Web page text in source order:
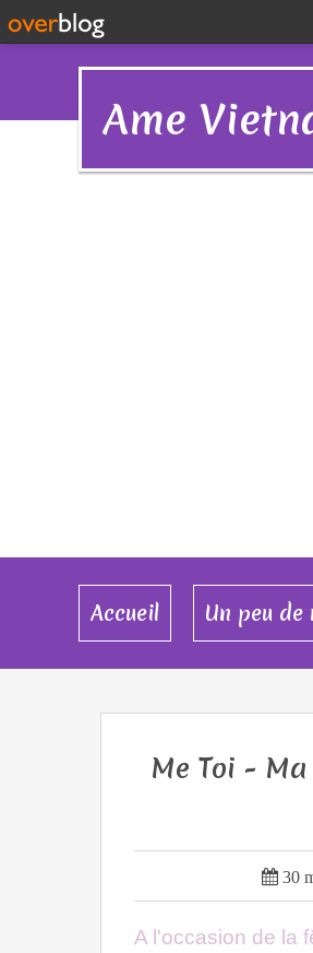
Ame
Accueil Un peu de
Me Toi -
 30
A l'occasion de la